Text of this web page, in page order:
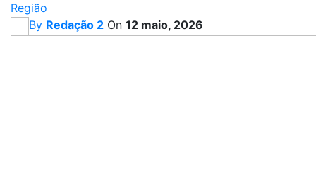
Região
By Redação 2 On 12 maio, 2026